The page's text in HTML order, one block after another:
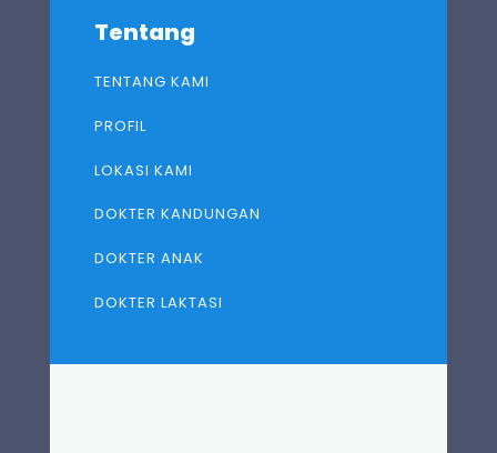
Tentang
TENTANG KAMI
PROFIL
LOKASI KAMI
DOKTER KANDUNGAN
DOKTER ANAK
DOKTER LAKTASI